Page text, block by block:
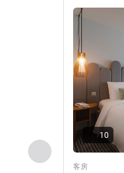
上一个 - 客房
客房
请参阅详情
10